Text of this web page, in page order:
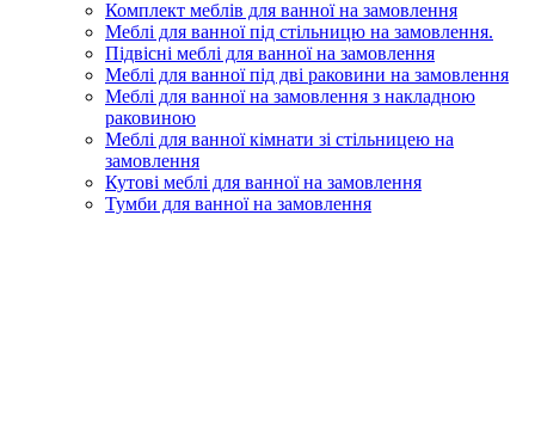
Комплект меблів для ванної на замовлення
Меблі для ванної під стільницю на замовлення.
Підвісні меблі для ванної на замовлення
Меблі для ванної під дві раковини на замовлення
Меблі для ванної на замовлення з накладною
раковиною
Меблі для ванної кімнати зі стільницею на
замовлення
Кутові меблі для ванної на замовлення
Тумби для ванної на замовлення